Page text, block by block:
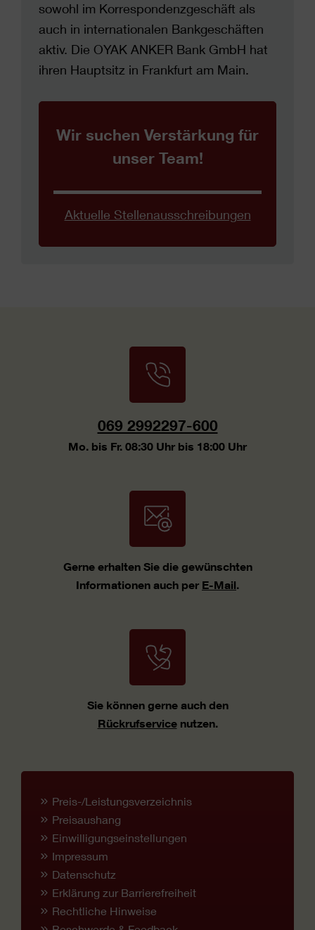
sowohl im Korrespondenzgeschäft als
auch in internationalen Bankgeschäften
aktiv. Die OYAK ANKER Bank GmbH hat
ihren Hauptsitz in Frankfurt am Main.
Wir suchen Verstärkung für
unser Team!
Aktuelle Stellenausschreibungen
069 2992297-600
Mo. bis Fr. 08:30 Uhr bis 18:00 Uhr
Gerne erhalten Sie die gewünschten
Informationen auch per E-Mail.
Sie können gerne auch den
Rückrufservicenutzen.
Preis-/Leistungsverzeichnis
Preisaushang
Einwilligungseinstellungen
Impressum
Datenschutz
Erklärung zur Barrierefreiheit
Rechtliche Hinweise